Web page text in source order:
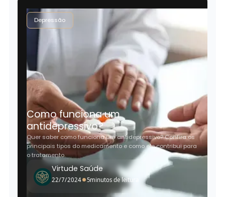
Depressão
Como funciona um
antidepressivo?
Quer saber como funciona um antidepressivo? Confira os
principais tipos do medicamento e como ele contribui para
o tratamento.
Virtude Saúde
22/7/2024•5minutos de leitura